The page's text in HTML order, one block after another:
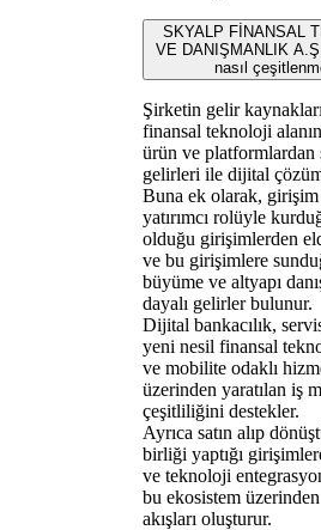
SKYALP FİNANSAL
VE DANIŞMANLIK
nasıl
Şirketin gelir
finansal teknoloji
ürün ve platformlardan
gelirleri ile dijital
Buna ek olarak,
yatırımcı rolüyle
olduğu girişimlerden
ve bu girişimlere
büyüme ve altyapı
dayalı gelirler bulunur.
Dijital bankacılık,
yeni nesil finansal
ve mobilite odaklı
üzerinden yaratılan iş
çeşitliliğini destekler.
Ayrıca satın alıp
birliği yaptığı
ve teknoloji
bu ekosistem
akışları oluşturur.